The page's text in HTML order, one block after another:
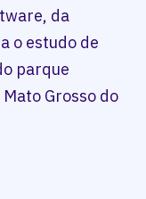
da
o estudo de
parque
Grosso do